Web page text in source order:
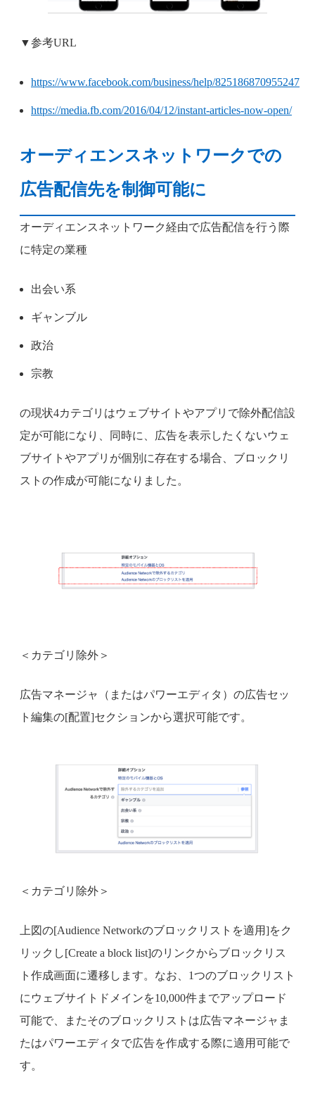
▼参考URL
https://www.facebook.com/business/help/825186870955247
https://media.fb.com/2016/04/12/instant-articles-now-open/
オーディエンスネットワークでの
広告配信先を制御可能に
オーディエンスネットワーク経由で広告配信を行う際
に特定の業種
出会い系
ギャンブル
政治
宗教
の現状4カテゴリはウェブサイトやアプリで除外配信設
定が可能になり、同時に、広告を表示したくないウェ
ブサイトやアプリが個別に存在する場合、ブロックリ
ストの作成が可能になりました。
＜カテゴリ除外＞
広告マネージャ（またはパワーエディタ）の広告セッ
ト編集の[配置]セクションから選択可能です。
＜カテゴリ除外＞
上図の[Audience Networkのブロックリストを適用]をク
リックし[Create a block list]のリンクからブロックリス
ト作成画面に遷移します。なお、1つのブロックリスト
にウェブサイトドメインを10,000件までアップロード
可能で、またそのブロックリストは広告マネージャま
たはパワーエディタで広告を作成する際に適用可能で
す。